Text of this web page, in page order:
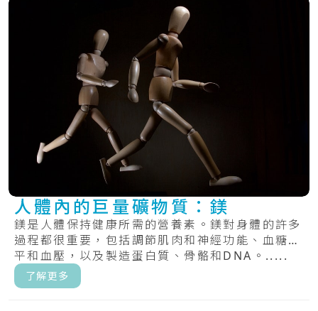
人體內的巨量礦物質：鎂
鎂是人體保持健康所需的營養素。鎂對身體的許多
過程都很重要，包括調節肌肉和神經功能、血糖水
平和血壓，以及製造蛋白質、骨骼和DNA。.....
了解更多